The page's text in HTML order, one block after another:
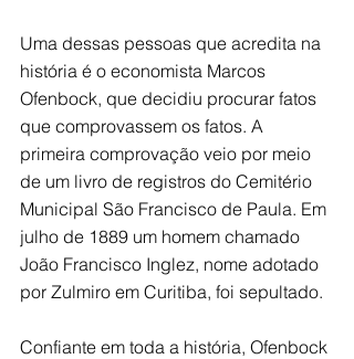
Uma dessas pessoas que acredita na
história é o economista Marcos
Ofenbock, que decidiu procurar fatos
que comprovassem os fatos. A
primeira comprovação veio por meio
de um livro de registros do Cemitério
Municipal São Francisco de Paula. Em
julho de 1889 um homem chamado
João Francisco Inglez, nome adotado
por Zulmiro em Curitiba, foi sepultado.
Confiante em toda a história, Ofenbock